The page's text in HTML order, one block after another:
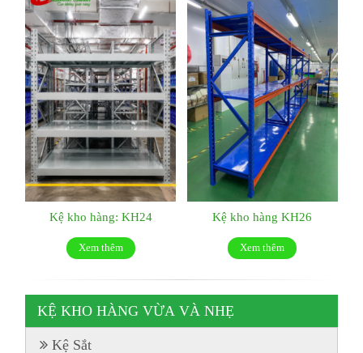
Kệ kho hàng: KH24
Xem thêm
Kệ kho hàng KH26
Xem thêm
KỆ KHO HÀNG VỪA VÀ NHẸ
Kệ Sắt